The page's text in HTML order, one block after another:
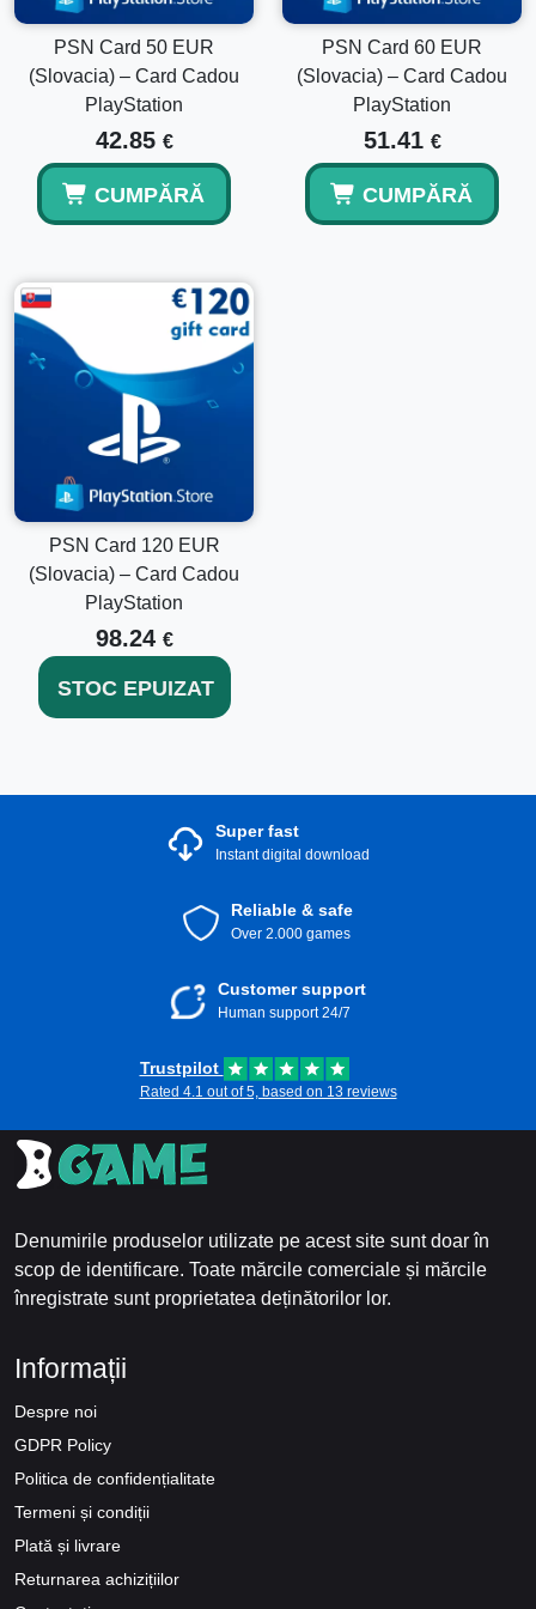
PSN Card 50 EUR
(Slovacia) – Card Cadou
PlayStation
42.85 €
CUMPĂRĂ
PSN Card 60 EUR
(Slovacia) – Card Cadou
PlayStation
51.41 €
CUMPĂRĂ
PSN Card 120 EUR
(Slovacia) – Card Cadou
PlayStation
98.24 €
STOC EPUIZAT
Super fast
Instant digital download
Reliable & safe
Over 2.000 games
Customer support
Human support 24/7
Trustpilot
Rated 4.1 out of 5, based on 13 reviews
Denumirile produselor utilizate pe acest site sunt doar în
scop de identificare. Toate mărcile comerciale și mărcile
înregistrate sunt proprietatea deținătorilor lor.
Informații
Despre noi
GDPR Policy
Politica de confidențialitate
Termeni și condiții
Plată și livrare
Returnarea achizițiilor